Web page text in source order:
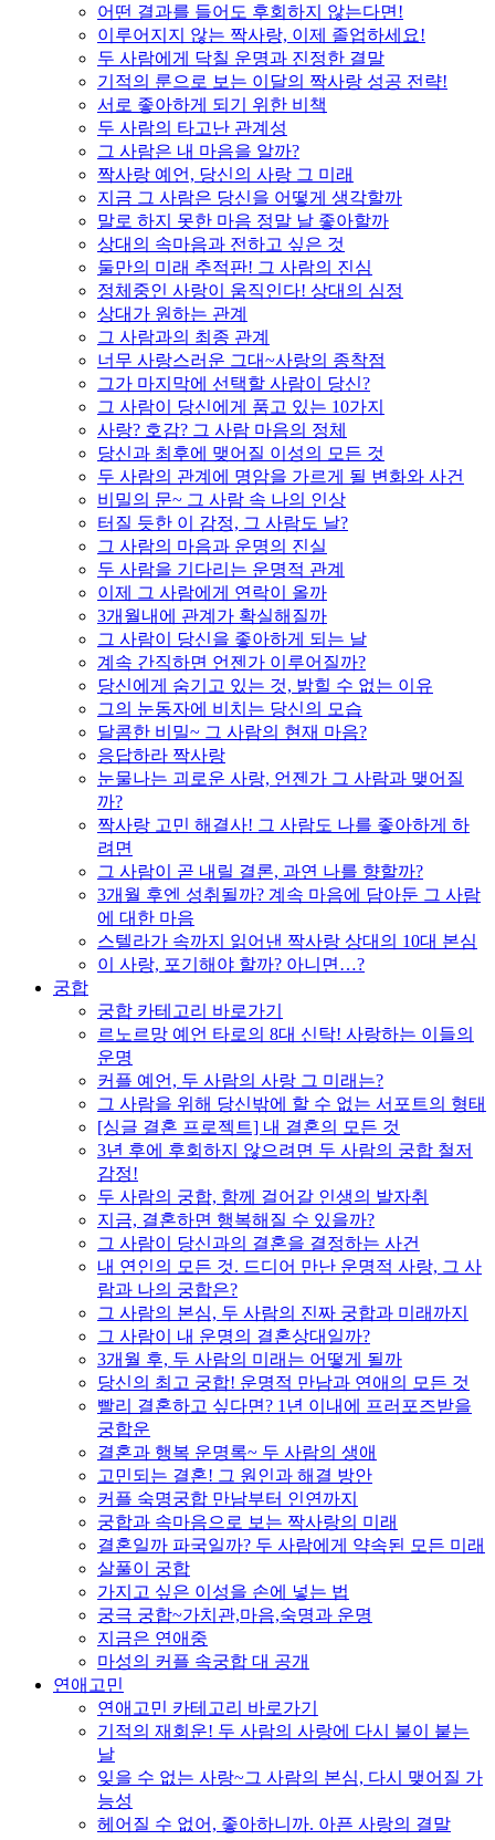
어떤 결과를 들어도 후회하지 않는다면!
이루어지지 않는 짝사랑, 이제 졸업하세요!
두 사람에게 닥칠 운명과 진정한 결말
기적의 룬으로 보는 이달의 짝사랑 성공 전략!
서로 좋아하게 되기 위한 비책
두 사람의 타고난 관계성
그 사람은 내 마음을 알까?
짝사랑 예언, 당신의 사랑 그 미래
지금 그 사람은 당신을 어떻게 생각할까
말로 하지 못한 마음 정말 날 좋아할까
상대의 속마음과 전하고 싶은 것
둘만의 미래 추적판! 그 사람의 진심
정체중인 사랑이 움직인다! 상대의 심정
상대가 원하는 관계
그 사람과의 최종 관계
너무 사랑스러운 그대~사랑의 종착점
그가 마지막에 선택할 사람이 당신?
그 사람이 당신에게 품고 있는 10가지
사랑? 호감? 그 사람 마음의 정체
당신과 최후에 맺어질 이성의 모든 것
두 사람의 관계에 명암을 가르게 될 변화와 사건
비밀의 문~ 그 사람 속 나의 인상
터질 듯한 이 감정, 그 사람도 날?
그 사람의 마음과 운명의 진실
두 사람을 기다리는 운명적 관계
이제 그 사람에게 연락이 올까
3개월내에 관계가 확실해질까
그 사람이 당신을 좋아하게 되는 날
계속 간직하면 언젠가 이루어질까?
당신에게 숨기고 있는 것, 밝힐 수 없는 이유
그의 눈동자에 비치는 당신의 모습
달콤한 비밀~ 그 사람의 현재 마음?
응답하라 짝사랑
눈물나는 괴로운 사랑, 언젠가 그 사람과 맺어질
까?
짝사랑 고민 해결사! 그 사람도 나를 좋아하게 하
려면
그 사람이 곧 내릴 결론, 과연 나를 향할까?
3개월 후엔 성취될까? 계속 마음에 담아둔 그 사람
에 대한 마음
스텔라가 속까지 읽어낸 짝사랑 상대의 10대 본심
이 사랑, 포기해야 할까? 아니면…?
궁합
궁합 카테고리 바로가기
르노르망 예언 타로의 8대 신탁! 사랑하는 이들의
운명
커플 예언, 두 사람의 사랑 그 미래는?
그 사람을 위해 당신밖에 할 수 없는 서포트의 형태
[싱글 결혼 프로젝트] 내 결혼의 모든 것
3년 후에 후회하지 않으려면 두 사람의 궁합 철저
감정!
두 사람의 궁합, 함께 걸어갈 인생의 발자취
지금, 결혼하면 행복해질 수 있을까?
그 사람이 당신과의 결혼을 결정하는 사건
내 연인의 모든 것. 드디어 만난 운명적 사랑, 그 사
람과 나의 궁합은?
그 사람의 본심, 두 사람의 진짜 궁합과 미래까지
그 사람이 내 운명의 결혼상대일까?
3개월 후, 두 사람의 미래는 어떻게 될까
당신의 최고 궁합! 운명적 만남과 연애의 모든 것
빨리 결혼하고 싶다면? 1년 이내에 프러포즈받을
궁합운
결혼과 행복 운명록~ 두 사람의 생애
고민되는 결혼! 그 원인과 해결 방안
커플 숙명궁합 만남부터 인연까지
궁합과 속마음으로 보는 짝사랑의 미래
결혼일까 파국일까? 두 사람에게 약속된 모든 미래
살풀이 궁합
가지고 싶은 이성을 손에 넣는 법
궁극 궁합~가치관,마음,숙명과 운명
지금은 연애중
마성의 커플 속궁합 대 공개
연애고민
연애고민 카테고리 바로가기
기적의 재회운! 두 사람의 사랑에 다시 불이 붙는
날
잊을 수 없는 사랑~그 사람의 본심, 다시 맺어질 가
능성
헤어질 수 없어, 좋아하니까. 아픈 사랑의 결말